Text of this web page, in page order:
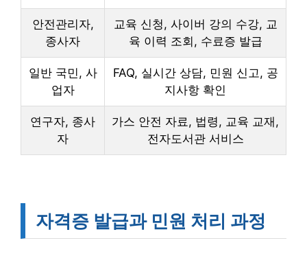
안전관리자,
종사자
교육 신청, 사이버 강의 수강, 교
육 이력 조회, 수료증 발급
일반 국민, 사
업자
FAQ, 실시간 상담, 민원 신고, 공
지사항 확인
연구자, 종사
자
가스 안전 자료, 법령, 교육 교재,
전자도서관 서비스
자격증 발급과 민원 처리 과정